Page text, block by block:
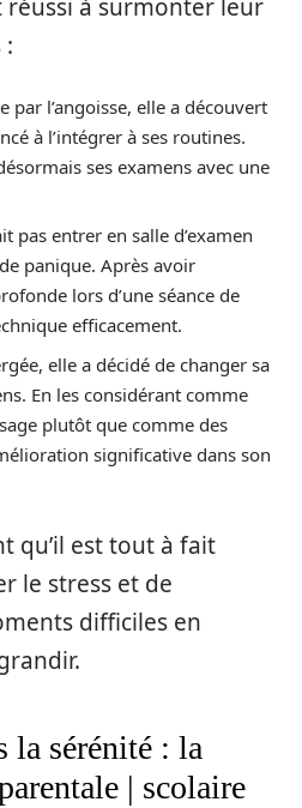
à surmonter leur
:
par l’angoisse, elle a découvert
à l’intégrer à ses routines.
ses examens avec une
pas entrer en salle d’examen
panique. Après avoir
lors d’une séance de
efficacement.
elle a décidé de changer sa
En les considérant comme
plutôt que comme des
significative dans son
qu’il est tout à fait
le stress et de
difficiles en
la sérénité : la
| scolaire